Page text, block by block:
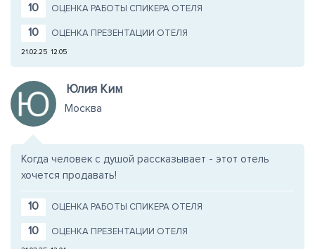
10 ОЦЕНКА РАБОТЫ СПИКЕРА ОТЕЛЯ
10 ОЦЕНКА ПРЕЗЕНТАЦИИ ОТЕЛЯ
12:05
21.02.25
Юлия Ким
Москва
Когда человек с душой рассказывает - этот отель
хочется продавать!
10 ОЦЕНКА РАБОТЫ СПИКЕРА ОТЕЛЯ
10 ОЦЕНКА ПРЕЗЕНТАЦИИ ОТЕЛЯ